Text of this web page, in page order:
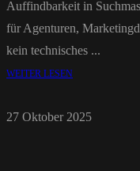
Auffindbarkeit in
für Agenturen,
kein technisches ...
WEITER LESEN
27 Oktober 2025